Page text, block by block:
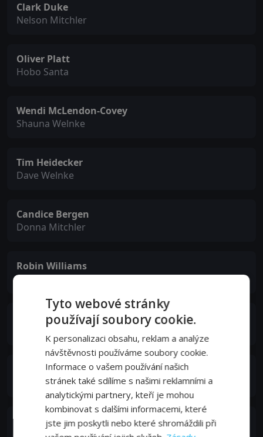
Clark Duke
Nelson Mitchler
Oliver Platt
Hobo Santa
Wendi McLendon-Covey
Shauna Welnke
Tim Heidecker
Dave Welnke
Candice Bergen
Donna Mitchler
Robin Williams
Mitch Mitchler
Pierce Gagnon
Douglas Mitchler
Bebe Wood
Vera Mitchler
Ryan Lee
Rance Welnke
Tyto webové stránky
používají soubory cookie.
K personalizaci obsahu, reklam a analýze
návštěvnosti používáme soubory cookie.
Informace o vašem používání našich
stránek také sdílíme s našimi reklamními a
analytickými partnery, kteří je mohou
kombinovat s dalšími informacemi, které
jste jim poskytli nebo které shromáždili při